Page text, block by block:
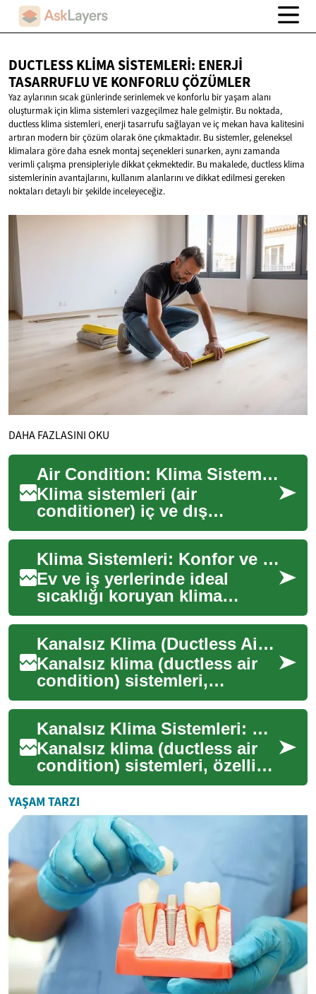
DUCTLESS KLIMA SISTEMLERI: ENERJI
TASARRUFLU VE KONFORLU ÇÖZÜMLER
Yaz aylarının sıcak günlerinde serinlemek ve konforlu bir yaşam alanı
oluşturmak için klima sistemleri vazgeçilmez hale gelmiştir. Bu noktada,
ductless klima sistemleri, enerji tasarrufu sağlayan ve iç mekan hava kalitesini
artıran modern bir çözüm olarak öne çıkmaktadır. Bu sistemler, geleneksel
klimalara göre daha esnek montaj seçenekleri sunarken, aynı zamanda
verimli çalışma prensipleriyle dikkat çekmektedir. Bu makalede, ductless klima
sistemlerinin avantajlarını, kullanım alanlarını ve dikkat edilmesi gereken
noktaları detaylı bir şekilde inceleyeceğiz.
DAHA FAZLASINI OKU
Air Condition: Klima Sistemleri, Teknoloji ve Enerji Verimliliği
Klima sistemleri (air
conditioner) iç ve dış
mekanlarda sıcaklığı, nemi ve
hava kalitesini kontrol etmek
için tasarla...
Klima Sistemleri: Konfor ve Verimde Yeni Standart
Ev ve iş yerlerinde ideal
sıcaklığı koruyan klima
sistemleri, sadece konfor
değil aynı zamanda sağlık ve
enerji tasar...
Kanalsız Klima (Ductless Air Condition) ile Evde Konfor
Kanal­sız klima (ductless air
condition) sistemleri,
borulama veya mevcut
havalandırma kanallarına
ihtiyaç duymadan m...
Kanalsız Klima Sistemleri: Ev İçin Etkili Isıtma ve Soğutma
Kanalsız klima (ductless air
condition) sistemleri, özellikle
kanal tesisatı olmayan yapılar
için tasarlanmış kompakt...
YAŞAM TARZI